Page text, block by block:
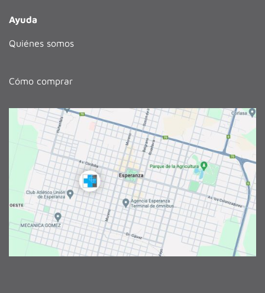
Ayuda
Quiénes somos
Cómo comprar